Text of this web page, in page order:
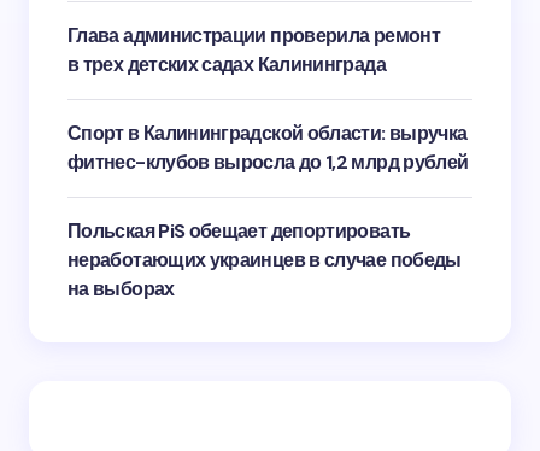
Глава администрации проверила ремонт
в трех детских садах Калининграда
Спорт в Калининградской области: выручка
фитнес-клубов выросла до 1,2 млрд рублей
Польская PiS обещает депортировать
неработающих украинцев в случае победы
на выборах